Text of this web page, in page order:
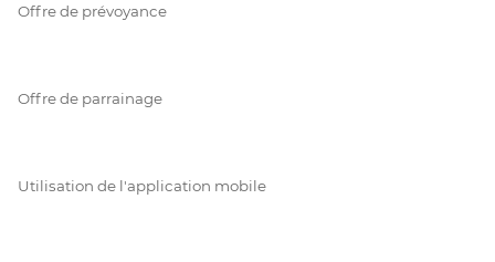
Offre de prévoyance
Offre de parrainage
Utilisation de l'application mobile